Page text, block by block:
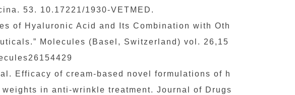
53. 10.17221/1930-VETMED.
of Hyaluronic Acid and Its Combination with Oth
Molecules (Basel, Switzerland) vol. 26,15
Efficacy of cream-based novel formulations of h
in anti-wrinkle treatment. Journal of Drugs